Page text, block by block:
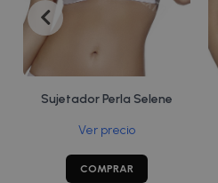
Sujetador Perla Selene
Ver precio
COMPRAR